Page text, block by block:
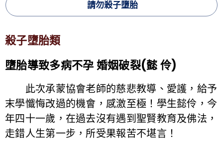
請勿殺子墮胎
殺子墮胎類
墮胎導致多病不孕 婚姻破裂(懿 伶)
此次承蒙協會老師的慈悲教導、愛護，給予
末學懺悔改過的機會，感激至極！學生懿伶，今
年四十一歲，在過去沒有遇到聖賢教育及佛法，
走錯人生第一步，所受果報苦不堪言！